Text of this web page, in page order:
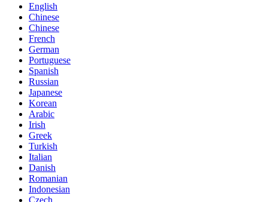
English
Chinese
Chinese
French
German
Portuguese
Spanish
Russian
Japanese
Korean
Arabic
Irish
Greek
Turkish
Italian
Danish
Romanian
Indonesian
Czech